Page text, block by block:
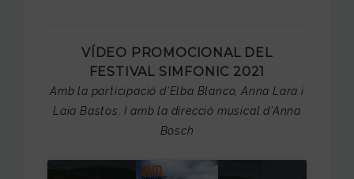
VÍDEO PROMOCIONAL DEL
FESTIVAL SIMFONIC 2021
Amb la participació d’Elba Blanco, Anna Lara i
Laia Bastos. I amb la direcció musical d’Anna
Bosch